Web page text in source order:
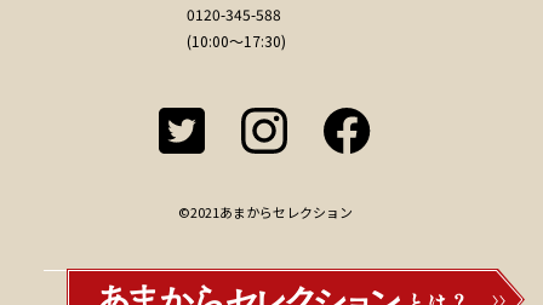
0120-345-588
(10:00～17:30)
©2021あまからセレクション